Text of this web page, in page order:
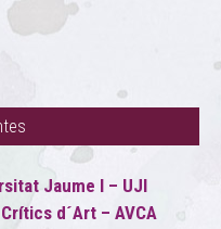
Jaume I – UJI
d´Art – AVCA